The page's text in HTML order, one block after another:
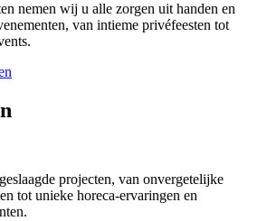
nemen wij u alle zorgen uit handen en
van intieme privéfeesten tot
projecten, van onvergetelijke
tot unieke horeca-ervaringen en